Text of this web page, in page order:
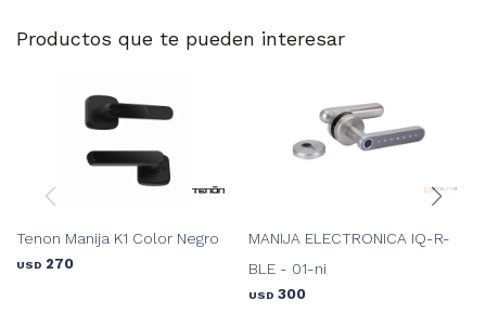
Productos que te pueden interesar
Tenon Manija K1 Color Negro
USD 270
MANIJA ELECTRONICA IQ-R-
BLE - 01-ni
USD 300